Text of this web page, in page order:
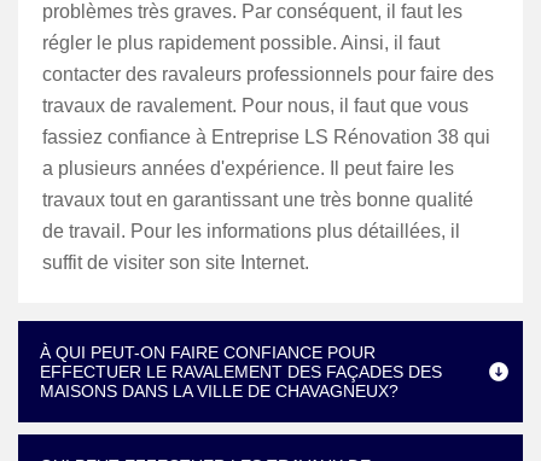
problèmes très graves. Par conséquent, il faut les
régler le plus rapidement possible. Ainsi, il faut
contacter des ravaleurs professionnels pour faire des
travaux de ravalement. Pour nous, il faut que vous
fassiez confiance à Entreprise LS Rénovation 38 qui
a plusieurs années d'expérience. Il peut faire les
travaux tout en garantissant une très bonne qualité
de travail. Pour les informations plus détaillées, il
suffit de visiter son site Internet.
À QUI PEUT-ON FAIRE CONFIANCE POUR
EFFECTUER LE RAVALEMENT DES FAÇADES DES
MAISONS DANS LA VILLE DE CHAVAGNEUX?